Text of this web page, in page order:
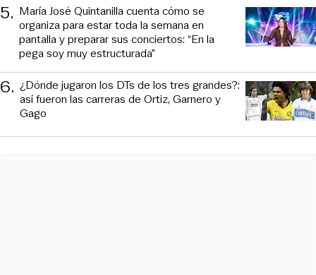
5. María José Quintanilla cuenta cómo se
organiza para estar toda la semana en
pantalla y preparar sus conciertos: “En la
pega soy muy estructurada”
6. ¿Dónde jugaron los DTs de los tres grandes?:
así fueron las carreras de Ortiz, Garnero y
Gago